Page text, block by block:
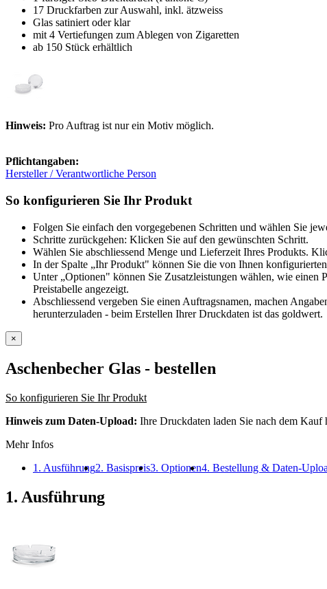
17 Druckfarben zur Auswahl, inkl. ätzweiss
Glas satiniert oder klar
mit 4 Vertiefungen zum Ablegen von Zigaretten
ab 150 Stück erhältlich
Hinweis: Pro Auftrag ist nur ein Motiv möglich.
Pflichtangaben:
Hersteller / Verantwortliche Person
So konfigurieren Sie Ihr Produkt
Folgen Sie einfach den vorgegebenen Schritten und wählen Sie
Schritte zurückgehen: Klicken Sie auf den gewünschten Schritt.
Wählen Sie abschliessend Menge und Lieferzeit Ihres Produkts.
In der Spalte „Ihr Produkt" können Sie die von Ihnen
Unter „Optionen" können Sie Zusatzleistungen wählen, wie
Preistabelle angezeigt.
Abschliessend vergeben Sie einen Auftragsnamen, machen
herunterzuladen - beim Erstellen Ihrer Druckdaten ist das goldwert.
×
Aschenbecher Glas - bestellen
So konfigurieren Sie Ihr Produkt
Hinweis zum Daten-Upload: Ihre Druckdaten laden Sie nach dem Kauf
Mehr Infos
1. Ausführung2. Basispreis3. Optionen4. Bestellung & Daten-
1. Ausführung